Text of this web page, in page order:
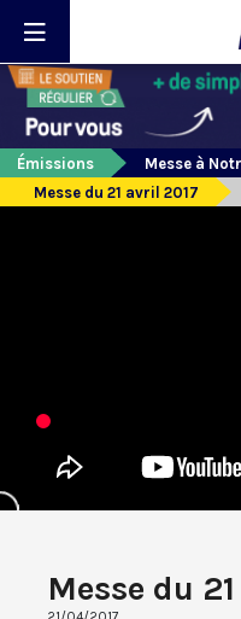
Émissions
Messe à
Messe du 21 avril 2017
Messe du